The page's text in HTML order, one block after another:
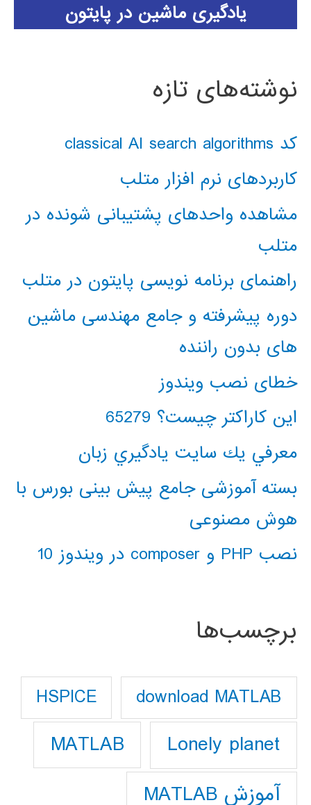
یادگیری ماشین در پایتون
نوشته‌های تازه
کد classical AI search algorithms
کاربردهای نرم افزار متلب
مشاهده واحدهای پشتیبانی شونده در
متلب
راهنمای برنامه نویسی پایتون در متلب
دوره پیشرفته و جامع مهندسی ماشین
های بدون راننده
خطای نصب ویندوز
این کاراکتر چیست؟ 65279
معرفي يك سايت يادگيري زبان
بسته آموزشی جامع پیش بینی بورس با
هوش مصنوعی
نصب PHP و composer در ویندوز 10
برچسب‌ها
download MATLAB
HSPICE
Lonely planet
MATLAB
آموزش MATLAB